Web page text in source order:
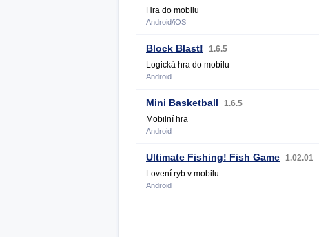
Hra do mobilu
Android/iOS
Block Blast!
1.6.5
Logická hra do mobilu
Android
Mini Basketball
1.6.5
Mobilní hra
Android
Ultimate Fishing! Fish Game 1.02.01
Lovení ryb v mobilu
Android